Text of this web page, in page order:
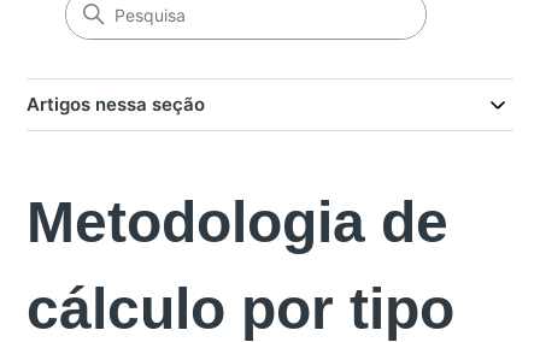
Artigos nessa seção
Metodologia de
cálculo por tipo